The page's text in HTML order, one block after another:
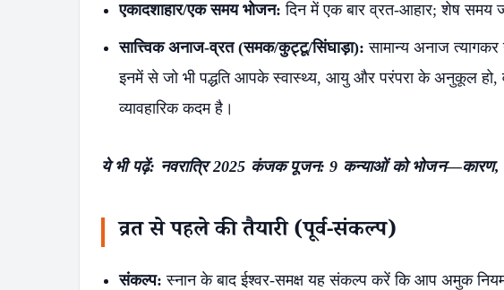
एकादशाहार/एक समय भोजन: दिन में एक बार व्रत-आहार; शेष
सात्त्विक अनाज-व्रत (समक/कुट्टू/सिंघाड़ा): सामान्य अनाज
इनमें से जो भी पद्धति आपके स्वास्थ्य, आयु और परंपरा के अनुकूल हो,
व्यावहारिक कदम है।
ये भी पढ़ें: नवरात्रि 2025 कंजक पूजन: 9 कन्याओं को भोजन—कारण,
व्रत से पहले की तैयारी (पूर्व-संकल्प)
संकल्प: स्नान के बाद ईश्वर-समक्ष यह संकल्प करें कि आप अमुक